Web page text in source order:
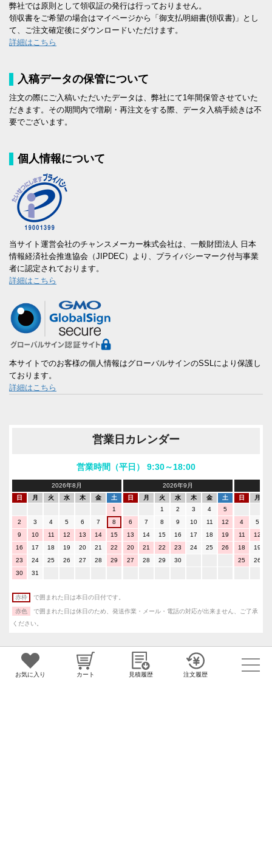
お気に入り カート 見積履歴 注文履歴
弊社では原則として領収証の発行は行っておりません。
領収書をご希望の場合はマイページから「御支払明細書(領収書)」とし
て、ご注文確定後にダウンロードいただけます。
詳細はこちら
入稿データの保管について
注文の際にご入稿いただいたデータは、弊社にて1年間保管させていた
だきます。その期間内で増刷・再注文をする際、データ入稿手続きは不
要でございます。
個人情報について
当サイト運営会社のチャンスメーカー株式会社は、一般財団法人 日本
情報経済社会推進協会（JIPDEC）より、プライバシーマーク付与事業
者に認定されております。
詳細はこちら
本サイトでのお客様の個人情報はグローバルサインのSSLにより保護し
ております。
詳細はこちら
営業日カレンダー
営業時間（平日） 9:30～18:00
2026年8月
日
月 火 水 木 金
土
1
2
3 4 5 6 7
8
9
10 11 12 13 14
15
16
17 18 19 20 21
22
23
24 25 26 27 28
29
30
31
2026年9月
日
月 火 水 木 金
土
1
2 3 4
5
6
7 8 9 10 11
12
13
14 15 16 17 18
19
20
21 22 23 24 25
26
27
28 29 30
日 月
4 5
11
12
18
19
25
26
赤枠 で囲まれた日は本日の日付です。
赤色
で囲まれた日は休日のため、発送作業・メール・電話の対応が出来ません、ご了承
ください。
お客様のご質問やお問合せに対応する
お客様サポートセンター